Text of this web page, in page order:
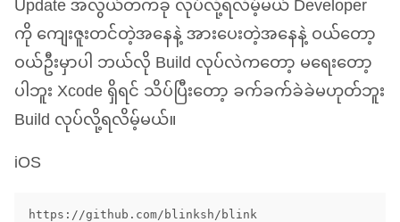
ကို ကျေးဇူးတင်တဲ့အနေနဲ့ အားပေးတဲ့အနေနဲ့ ဝယ်တော့
ဝယ်ဦးမှာပါ ဘယ်လို Build လုပ်လဲကတော့ မရေးတော့
ပါဘူး Xcode ရှိရင် သိပ်ပြီးတော့ ခက်ခက်ခဲခဲမဟုတ်ဘူး
Build လုပ်လို့ရလိမ့်မယ်။
iOS